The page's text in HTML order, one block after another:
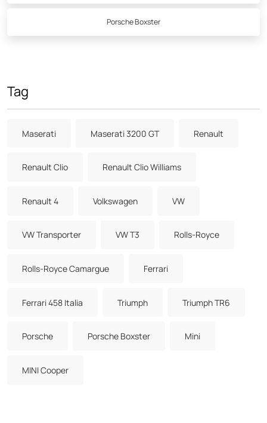
Porsche Boxster
Tag
Maserati Maserati 3200 GT Renault
Renault Clio Renault Clio Williams
Renault 4 Volkswagen VW
VW Transporter VW T3 Rolls-Royce
Rolls-Royce Camargue Ferrari
Ferrari 458 Italia Triumph Triumph TR6
Porsche Porsche Boxster Mini
MINI Cooper